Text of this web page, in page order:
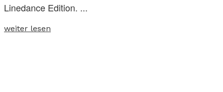
Linedance Edition. ...
weiter lesen